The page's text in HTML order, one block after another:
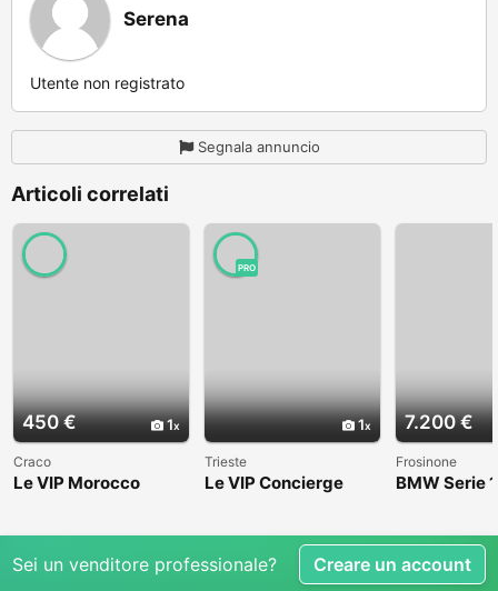
Serena
Utente non registrato
Segnala annuncio
Articoli correlati
450 € 1
Craco
Le VIP Morocco
1
PRO
Trieste
Le VIP Concierge
7.200 €
Frosinone
BMW Serie
Sei un venditore professionale? Creare un account